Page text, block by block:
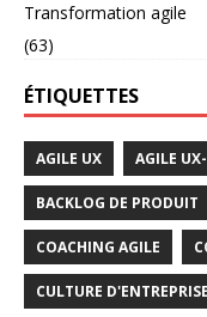
Transformation agile
(63)
ÉTIQUETTES
AGILE UX AGILE
BACKLOG DE PRODUIT
COACHING AGILE
CULTURE D'ENTREPRISE